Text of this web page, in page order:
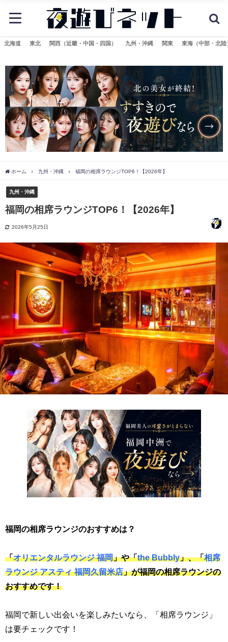
北海道 東北 関西（近畿・中国・四国） 九州・沖縄 関東 東海（中部・北陸
ホーム 九州・沖縄 福岡の相席ラウンジTOP6！【2026年】
九州・沖縄
福岡の相席ラウンジTOP6！【2026年】
2026年5月25日
福岡の相席ラウンジのおすすめは？
「オリエンタルラウンジ 福岡」や「the Bubbly」、「相席
ラウンジ アスティ 福岡久留米店」が福岡の相席ラウンジの
おすすめです！
福岡で新しい出会いを楽しみたいなら、「相席ラウンジ」
は要チェックです！